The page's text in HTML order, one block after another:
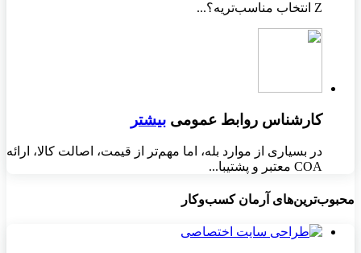
Z انتخاب مناسب‌تریه؟...
کارشناس روابط عمومی بیشتر
در بسیاری از موارد بله، اما مهم‌تر از قیمت، اصالت کالا، ارائه
COA معتبر و پشتیبا...
محبوب‌ترین‌های آرمان کسب‌وکار